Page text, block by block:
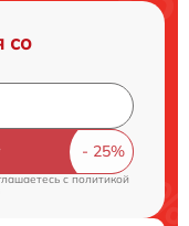
со
c политикой